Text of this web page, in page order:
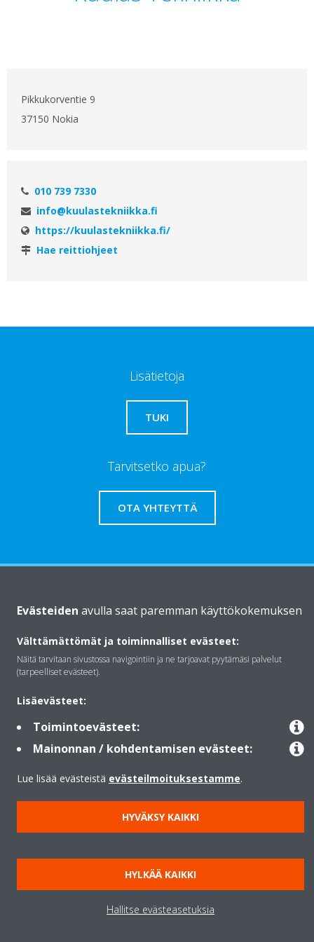
Pikkukorventie 9
37150 Nokia
010 739 7330
info@kuulastekniikka.fi
https://kuulastekniikka.fi/
Hae reittiohjeet
Lisätietoja
TUKI
Tarvitsetko apua?
OTA YHTEYTTÄ
Ratkaisut
Yhteystiedot
Lämpöpumput
Copyright © Daikin
Evästeiden avulla saat paremman käyttökokemuksen
Välttämättömät ja toiminnalliset evästeet:
Näitä tarvitaan sivustossa navigointiin ja ne tarjoavat pyytämäsi palvelut
(tarpeelliset evästeet).
Lisäevästeet:
Toimintoevästeet:
Mainonnan / kohdentamisen evästeet:
Lue lisää evästeistä evästeilmoituksestamme.
HYVÄKSY KAIKKI
HYLKÄÄ KAIKKI
Hallitse evästeasetuksia